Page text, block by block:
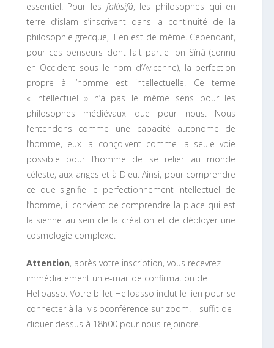
essentiel. Pour les falâsifâ, les philosophes qui en
terre d’islam s’inscrivent dans la continuité de la
philosophie grecque, il en est de même. Cependant,
pour ces penseurs dont fait partie Ibn Sînâ (connu
en Occident sous le nom d’Avicenne), la perfection
propre à l’homme est intellectuelle. Ce terme
« intellectuel » n’a pas le même sens pour les
philosophes médiévaux que pour nous. Nous
l’entendons comme une capacité autonome de
l’homme, eux la conçoivent comme la seule voie
possible pour l’homme de se relier au monde
céleste, aux anges et à Dieu. Ainsi, pour comprendre
ce que signifie le perfectionnement intellectuel de
l’homme, il convient de comprendre la place qui est
la sienne au sein de la création et de déployer une
cosmologie complexe.
Attention, après votre inscription, vous recevrez
immédiatement un e-mail de confirmation de
Helloasso. Votre billet Helloasso inclut le lien pour se
connecter à la visioconférence sur zoom. Il suffit de
cliquer dessus à 18h00 pour nous rejoindre.